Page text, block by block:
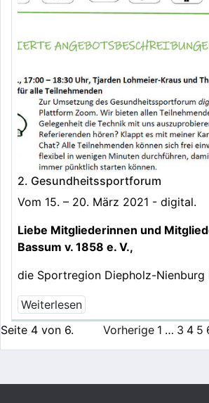
2. Gesundheitssportforum
Vom 15. – 20. März 2021 - digital.
Liebe Mitgliederinnen und
Bassum v. 1858 e. V.,
die Sportregion Diepholz-Nienburg
Weiterlesen
Seite 4 von 6.
Vorherige 1 … 3 4 5